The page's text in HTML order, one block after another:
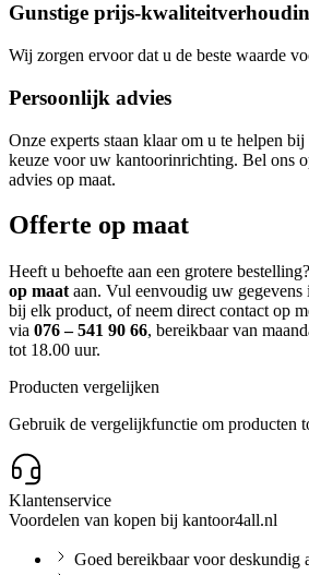
Gunstige prijs-
Wij zorgen ervoor dat u de beste waarde
Persoonlijk advies
Onze experts staan klaar om u te helpen
keuze voor uw kantoorinrichting. Bel ons
advies op maat.
Offerte op maat
Heeft u behoefte aan een grotere
op maat aan. Vul eenvoudig uw
bij elk product, of neem direct contact op
via 076 – 541 90 66, bereikbaar van
tot 18.00 uur.
Producten vergelijken
Gebruik de vergelijkfunctie om producten
Klantenservice
Voordelen van kopen bij kantoor4all.nl
Goed bereikbaar voor deskundig